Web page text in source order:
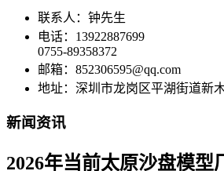
联系人：钟先生
电话：13922887699
0755-89358372
邮箱：852306595@qq.com
地址：深圳市龙岗区平湖街道新
新闻资讯
2026年当前太原沙盘模型